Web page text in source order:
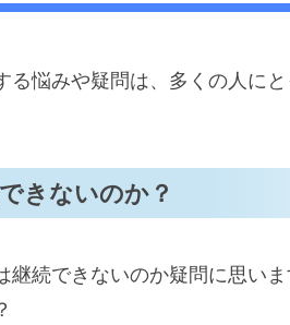
る悩みや疑問は、多くの人に
きないのか？
継続できないのか疑問に思い